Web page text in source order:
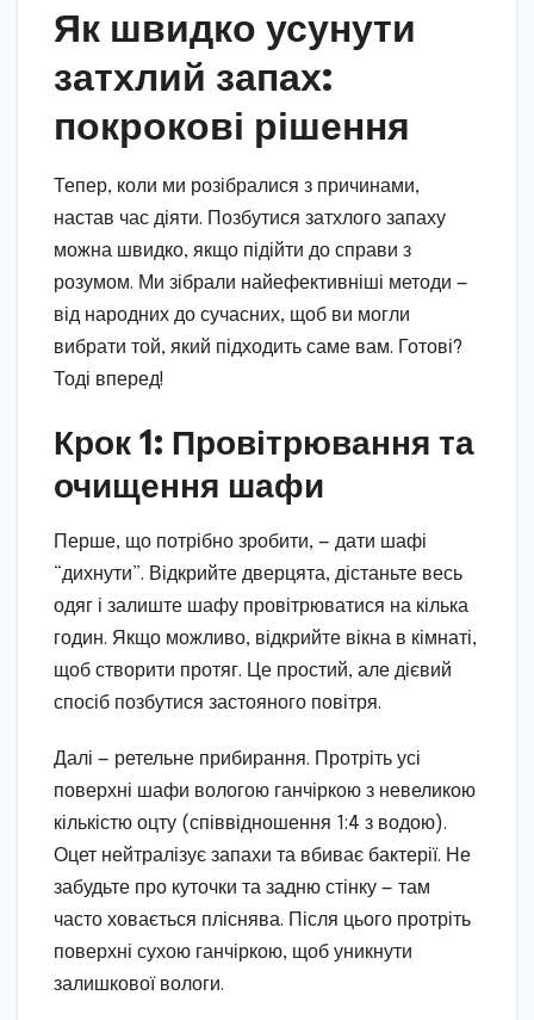
Як швидко усунути
затхлий запах:
покрокові рішення
Тепер, коли ми розібралися з причинами,
настав час діяти. Позбутися затхлого запаху
можна швидко, якщо підійти до справи з
розумом. Ми зібрали найефективніші методи —
від народних до сучасних, щоб ви могли
вибрати той, який підходить саме вам. Готові?
Тоді вперед!
Крок 1: Провітрювання та
очищення шафи
Перше, що потрібно зробити, — дати шафі
“дихнути”. Відкрийте дверцята, дістаньте весь
одяг і залиште шафу провітрюватися на кілька
годин. Якщо можливо, відкрийте вікна в кімнаті,
щоб створити протяг. Це простий, але дієвий
спосіб позбутися застояного повітря.
Далі — ретельне прибирання. Протріть усі
поверхні шафи вологою ганчіркою з невеликою
кількістю оцту (співвідношення 1:4 з водою).
Оцет нейтралізує запахи та вбиває бактерії. Не
забудьте про куточки та задню стінку — там
часто ховається пліснява. Після цього протріть
поверхні сухою ганчіркою, щоб уникнути
залишкової вологи.